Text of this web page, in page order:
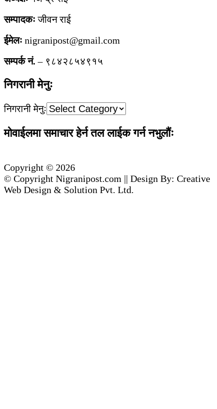
सम्पादकःजीवन राई
ईमेलः nigranipost@gmail.com
सम्पर्क नं.– ९८४२८५४९१५
निगरानी मेनुः
निगरानी मेनुः
मोवाईलमा समाचार हेर्न तल लाईक गर्न नभुलौंः
Copyright © 2026
© Copyright Nigranipost.com || Design By: Creative
Web Design & Solution Pvt. Ltd.